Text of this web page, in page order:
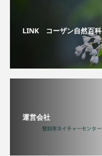
LINK コーザン自然百科
運営会社